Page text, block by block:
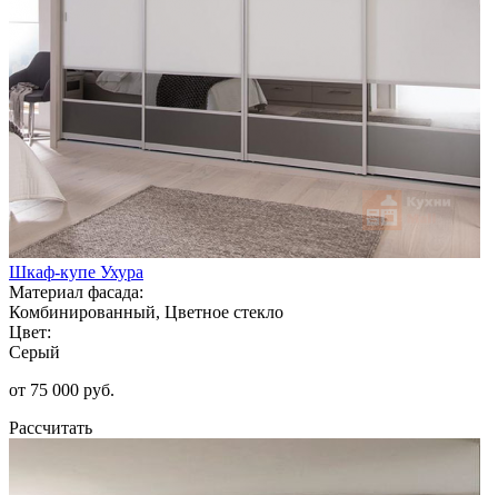
Шкаф-купе Ухура
Материал фасада:
Комбинированный, Цветное стекло
Цвет:
Серый
от 75 000 руб.
Рассчитать